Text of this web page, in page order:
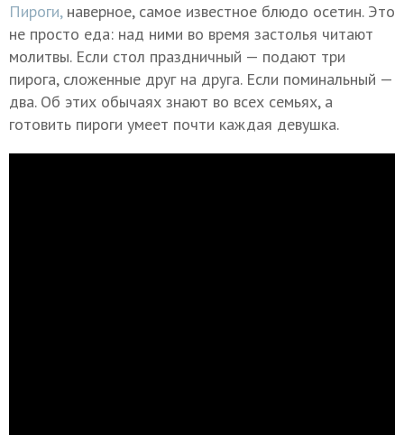
Пироги,наверное, самое известное блюдо осетин. Это
не просто еда: над ними во время застолья читают
молитвы. Если стол праздничный — подают три
пирога, сложенные друг на друга. Если поминальный —
два. Об этих обычаях знают во всех семьях, а
готовить пироги умеет почти каждая девушка.